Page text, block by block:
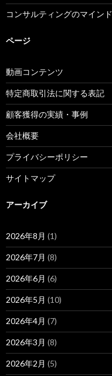
コンサルティングのマインド
ページ
動画コンテンツ
特定商取引法に関する表記
顧客獲得の実績・事例
会社概要
プライバシーポリシー
サイトマップ
アーカイブ
2026年8月 (1)
2026年7月 (8)
2026年6月 (6)
2026年5月 (10)
2026年4月 (7)
2026年3月 (8)
2026年2月 (5)